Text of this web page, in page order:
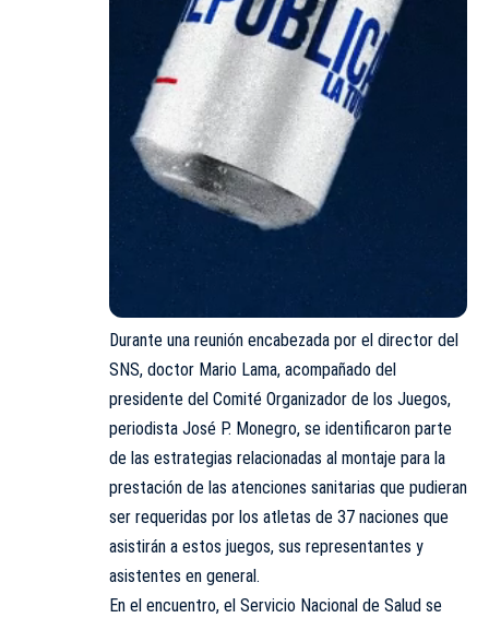
Durante una reunión encabezada por el director del
SNS, doctor Mario Lama, acompañado del
presidente del Comité Organizador de los Juegos,
periodista José P. Monegro, se identificaron parte
de las estrategias relacionadas al montaje para la
prestación de las atenciones sanitarias que pudieran
ser requeridas por los atletas de 37 naciones que
asistirán a estos juegos, sus representantes y
asistentes en general.
En el encuentro, el Servicio Nacional de Salud se